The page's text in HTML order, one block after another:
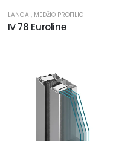
LANGAI, MEDŽIO PROFILIO
IV 78 Euroline